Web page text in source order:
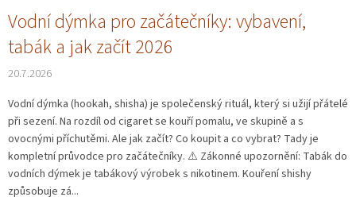
Vodní dýmka pro začátečníky: vybavení,
tabák a jak začít 2026
20.7.2026
Vodní dýmka (hookah, shisha) je společenský rituál, který si užijí přátelé
při sezení. Na rozdíl od cigaret se kouří pomalu, ve skupině a s
ovocnými příchutěmi. Ale jak začít? Co koupit a co vybrat? Tady je
kompletní průvodce pro začátečníky. ⚠️ Zákonné upozornění: Tabák do
vodních dýmek je tabákový výrobek s nikotinem. Kouření shishy
způsobuje zá...